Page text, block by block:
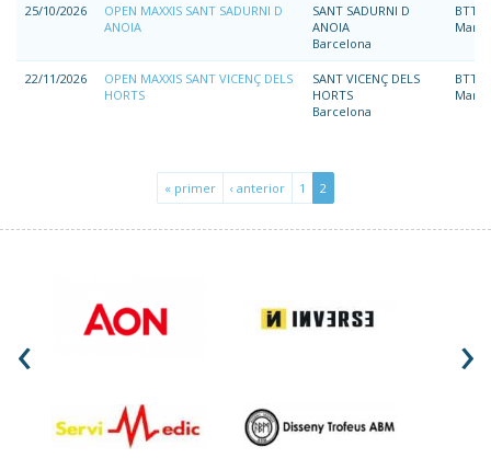
25/10/2026
OPEN MAXXIS SANT SADURNI D
ANOIA
SANT SADURNI D
ANOIA
Barcelona
BTT
22/11/2026
OPEN MAXXIS SANT VICENÇ DELS
HORTS
SANT VICENÇ DELS
HORTS
Barcelona
BTT
« primer ‹ anterior 1 2
‹ ›